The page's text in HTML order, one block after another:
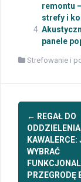
remontu
strefy i
panele
Strefowanie i
Post
← REGAŁ DO
KAWALERCE:
WYBRAĆ
PRZEGRODĘ